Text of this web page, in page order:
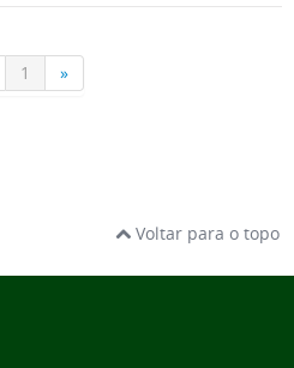
Voltar para o topo